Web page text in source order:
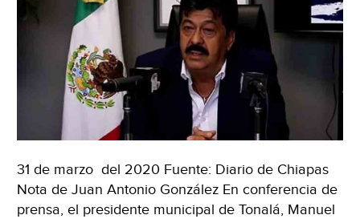
31 de marzo del 2020 Fuente: Diario de Chiapas
Nota de Juan Antonio González En conferencia de
prensa, el presidente municipal de Tonalá, Manuel